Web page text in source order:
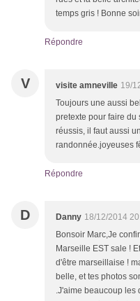
temps gris ! Bonne
Répondre
V visite amneville 19/
Toujours une aussi
pretexte pour faire du
réussis, il faut aussi
randonnée.joyeuses
Répondre
D Danny 18/12/2014
Bonsoir Marc,Je
Marseille EST sale !
d'être marseillaise !
belle, et tes photos
.J'aime beaucoup les